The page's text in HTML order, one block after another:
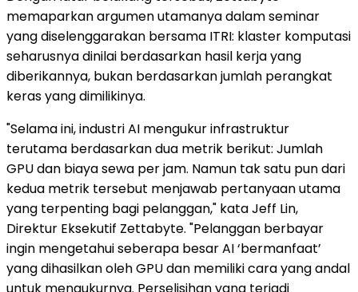
memaparkan argumen utamanya dalam seminar
yang diselenggarakan bersama ITRI: klaster komputasi
seharusnya dinilai berdasarkan hasil kerja yang
diberikannya, bukan berdasarkan jumlah perangkat
keras yang dimilikinya.
"Selama ini, industri AI mengukur infrastruktur
terutama berdasarkan dua metrik berikut: Jumlah
GPU dan biaya sewa per jam. Namun tak satu pun dari
kedua metrik tersebut menjawab pertanyaan utama
yang terpenting bagi pelanggan," kata Jeff Lin,
Direktur Eksekutif Zettabyte. "Pelanggan berbayar
ingin mengetahui seberapa besar AI ‘bermanfaat’
yang dihasilkan oleh GPU dan memiliki cara yang andal
untuk mengukurnya. Perselisihan yang terjadi